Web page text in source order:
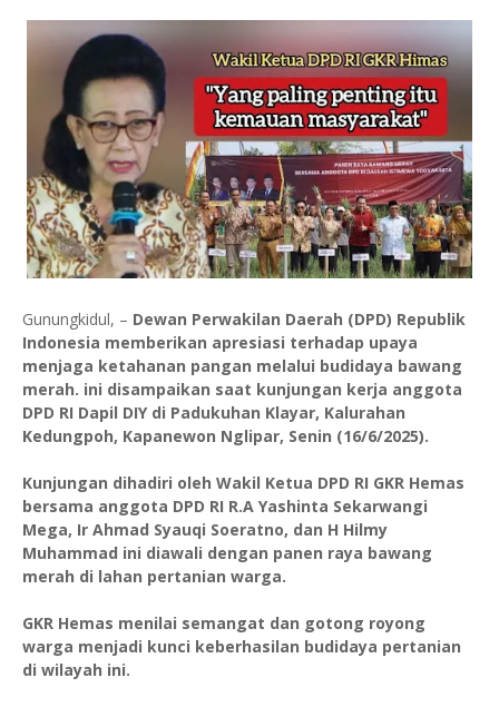
Gunungkidul, – Dewan Perwakilan Daerah (DPD) Republik
Indonesia memberikan apresiasi terhadap upaya
menjaga ketahanan pangan melalui budidaya bawang
merah. ini disampaikan saat kunjungan kerja anggota
DPD RI Dapil DIY di Padukuhan Klayar, Kalurahan
Kedungpoh, Kapanewon Nglipar, Senin (16/6/2025).
Kunjungan dihadiri oleh Wakil Ketua DPD RI GKR Hemas
bersama anggota DPD RI R.A Yashinta Sekarwangi
Mega, Ir Ahmad Syauqi Soeratno, dan H Hilmy
Muhammad ini diawali dengan panen raya bawang
merah di lahan pertanian warga.
GKR Hemas menilai semangat dan gotong royong
warga menjadi kunci keberhasilan budidaya pertanian
di wilayah ini.